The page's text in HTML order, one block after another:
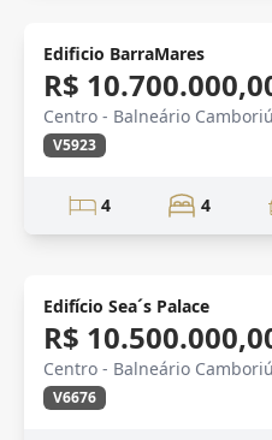
Edificio BarraMares
R$
Centro - Balneário
V5923
4 4
Edifício Sea´s Palace
R$
Centro - Balneário
V6676